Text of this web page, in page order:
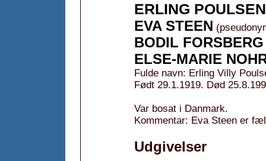
ERLING POULSEN
EVA STEEN
BODIL FORSBERG
ELSE-MARIE
Fulde navn: Erling Villy
Født 29.1.1919. Død
Var bosat i Danmark.
Kommentar: Eva Steen er
Udgivelser